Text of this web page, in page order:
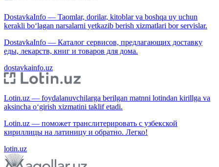
DostavkaInfo — Taomlar, dorilar, kitoblar va boshqa uy uchun
kerakli bo‘lagan narsalarni yetkazib berish xizmatlari bor servislar.
DostavkaInfo — Каталог сервисов, предлагающих доставку
еды, лекарств, книг и товаров для дома.
dostavkainfo.uz
Lotin.uz — foydalanuvchilarga berilgan matnni lotindan kirillga va
aksincha o‘girish xizmatini taklif etadi.
Lotin.uz — поможет транслитерировать с узбекской
кириллицы на латиницу и обратно. Легко!
lotin.uz